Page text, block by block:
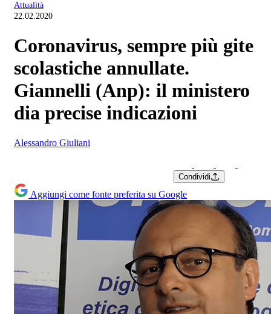
Attualità
22.02.2020
Coronavirus, sempre più gite
scolastiche annullate.
Giannelli (Anp): il ministero
dia precise indicazioni
Alessandro Giuliani
Condividi
Aggiungi come fonte preferita su Google